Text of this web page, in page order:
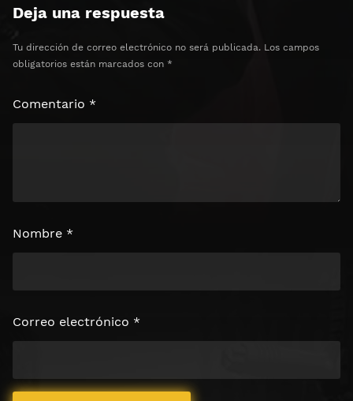
⏰ El acceso expira en 1 hora
Deja una respuesta
Tu dirección de correo electrónico no será publicada. Los campos
obligatorios están marcados con *
Comentario *
Nombre *
Correo electrónico *